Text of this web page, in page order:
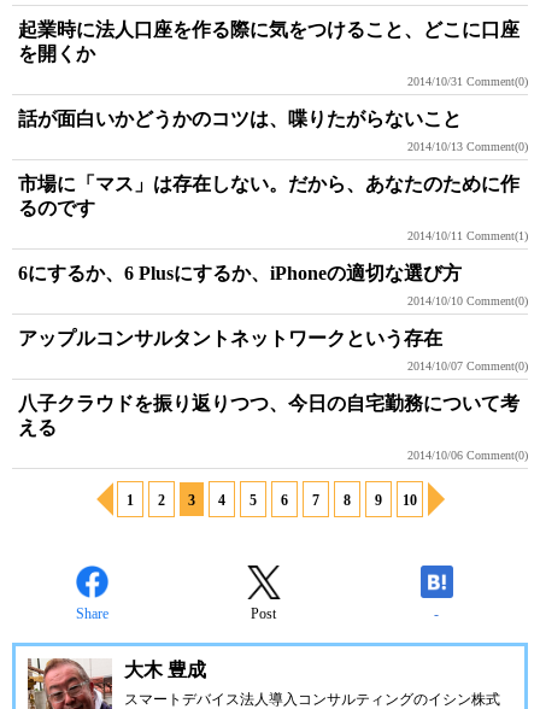
起業時に法人口座を作る際に気をつけること、どこに口座
を開くか
2014/10/31 Comment(0)
話が面白いかどうかのコツは、喋りたがらないこと
2014/10/13 Comment(0)
市場に「マス」は存在しない。だから、あなたのために作
るのです
2014/10/11 Comment(1)
6にするか、6 Plusにするか、iPhoneの適切な選び方
2014/10/10 Comment(0)
アップルコンサルタントネットワークという存在
2014/10/07 Comment(0)
八子クラウドを振り返りつつ、今日の自宅勤務について考
える
2014/10/06 Comment(0)
1 2 3 4 5 6 7 8 9 10
Share Post -
大木 豊成
スマートデバイス法人導入コンサルティングのイシン株式